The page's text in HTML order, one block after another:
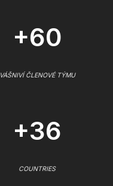
+60
VÁŠNIVÍ ČLENOVÉ TÝMU
+36
COUNTRIES